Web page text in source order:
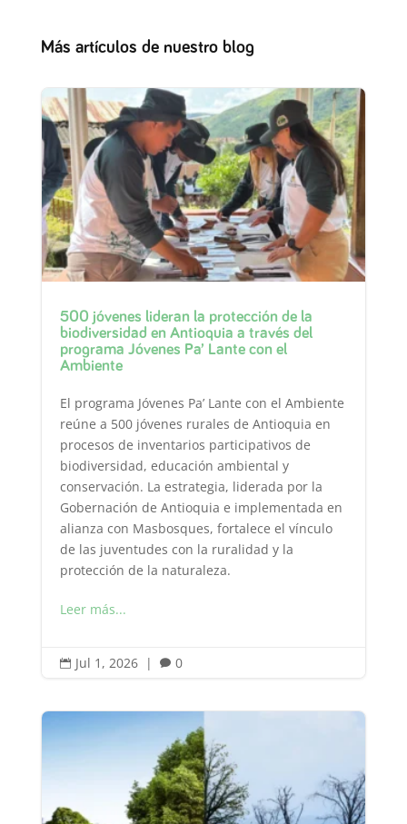
Más artículos de nuestro blog
500 jóvenes lideran la protección de la
biodiversidad en Antioquia a través del
programa Jóvenes Pa’ Lante con el
Ambiente
El programa Jóvenes Pa’ Lante con el Ambiente
reúne a 500 jóvenes rurales de Antioquia en
procesos de inventarios participativos de
biodiversidad, educación ambiental y
conservación. La estrategia, liderada por la
Gobernación de Antioquia e implementada en
alianza con Masbosques, fortalece el vínculo
de las juventudes con la ruralidad y la
protección de la naturaleza.
Leer más...
 Jul 1, 2026 |  0